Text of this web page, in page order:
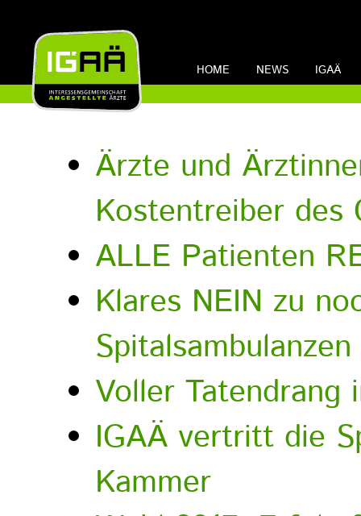
HOME NEWS IGAÄ
Ärzte und
Kostentreiber des
ALLE Patienten
Klares NEIN zu
Spitalsambulanzen
Voller Tatendrang
IGAÄ vertritt die
Kammer